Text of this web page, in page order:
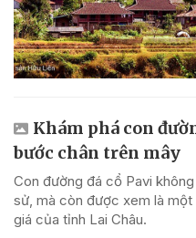
Khám phá con
bước chân trên mây
Con đường đá cổ Pavi
sử, mà còn được xem là một
giá của tỉnh Lai Châu.